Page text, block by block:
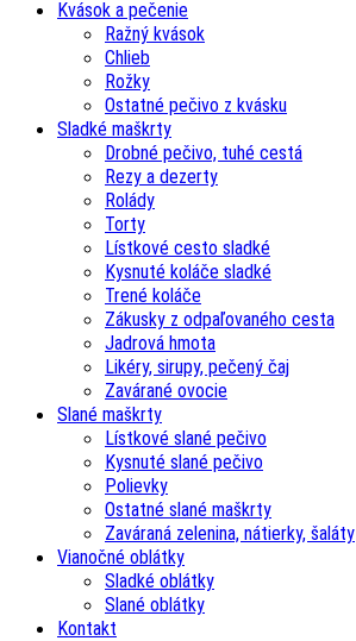
Kvások a pečenie
Ražný kvások
Chlieb
Rožky
Ostatné pečivo z kvásku
Sladké maškrty
Drobné pečivo, tuhé cestá
Rezy a dezerty
Rolády
Torty
Lístkové cesto sladké
Kysnuté koláče sladké
Trené koláče
Zákusky z odpaľovaného cesta
Jadrová hmota
Likéry, sirupy, pečený čaj
Zavárané ovocie
Slané maškrty
Lístkové slané pečivo
Kysnuté slané pečivo
Polievky
Ostatné slané maškrty
Zaváraná zelenina, nátierky, šaláty
Vianočné oblátky
Sladké oblátky
Slané oblátky
Kontakt